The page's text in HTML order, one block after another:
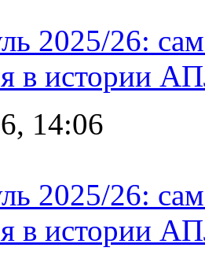
2025/26:
в истории
14:06
2025/26:
в истории